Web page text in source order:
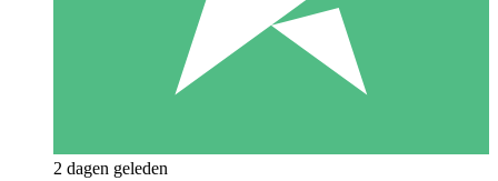
2 dagen geleden